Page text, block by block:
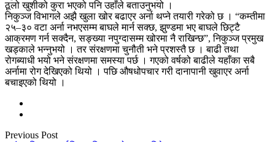
ठूलो खुशीको कुरा भएको पनि उहाँले बताउनुभयो ।
निकुञ्ज विभागले अझै खुला खोर बढाएर अर्ना थप्ने तयारी गरेको छ । “कम्तीमा
२५–३० वटा अर्ना नभएसम्म बाघले मार्न सक्छ, झुण्डमा भए बाघले छिट्टै
आक्रमण गर्न सक्दैन, सङ्ख्या नपुग्दासम्म खोरमा नै राखिन्छ”, निकुञ्ज प्रमुख
खड्काले भन्नुभयो । तर संरक्षणमा चुनौती भने प्रशस्तै छ । बाढी तथा
रोगब्याधी भयो भने संरक्षणमा समस्या पर्छ । गएको वर्षको बाढीले यहाँका सबै
अर्नामा रोग देखिएको थियो । पछि औषधोपचार गरी दानापानी खुवाएर अर्ना
बचाइएको थियो ।
Previous Post